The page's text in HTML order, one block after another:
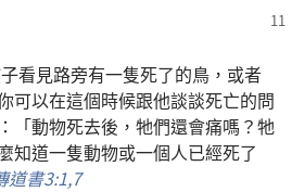
看見路旁有一隻死了的鳥，或者
可以在這個時候跟他談談死亡的問
「動物死去後，牠們還會痛嗎？牠
知道一隻動物或一個人已經死了
道書3:1,7